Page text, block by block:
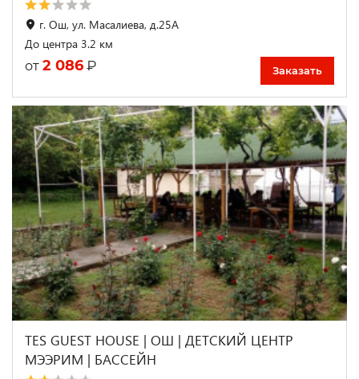
г. Ош, ул. Масалиева, д.25А
До центра 3.2 км
от 2 086 ₽ Заказать
TES GUEST HOUSE | ОШ | ДЕТСКИЙ ЦЕНТР
МЭЭРИМ | БАССЕЙН